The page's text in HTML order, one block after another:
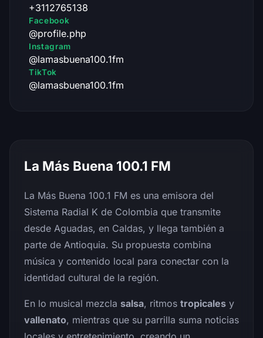
+3112765138
Facebook
@profile.php
Instagram
@lamasbuena100.1fm
TikTok
@lamasbuena100.1fm
La Más Buena 100.1 FM
La Más Buena 100.1 FM es una emisora del
Sistema Radial K de Colombia que transmite
desde Aguadas, en Caldas, y llega también a
parte de Antioquia. Su propuesta combina
música y contenido local para conectar con la
identidad cultural de la región.
En lo musical mezcla salsa, ritmos tropicales y
vallenato, mientras que su parrilla suma noticias